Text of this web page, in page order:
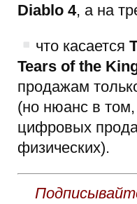
Diablo 4, а на
что касается
Tears of the
продажам
(но нюанс в
цифровых
физических).